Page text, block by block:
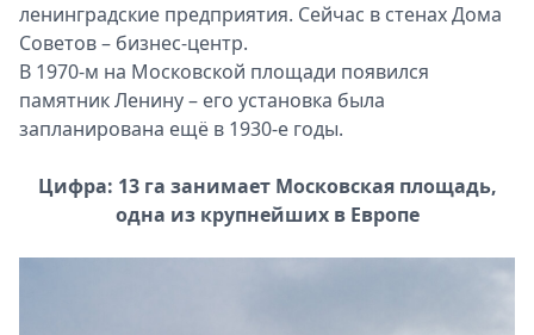
ленинградские предприятия. Сейчас в стенах Дома
Советов – бизнес-центр.
В 1970-м на Московской площади появился
памятник Ленину – его установка была
запланирована ещё в 1930-е годы.
Цифра: 13 га занимает Московская площадь,
одна из крупнейших в Европе